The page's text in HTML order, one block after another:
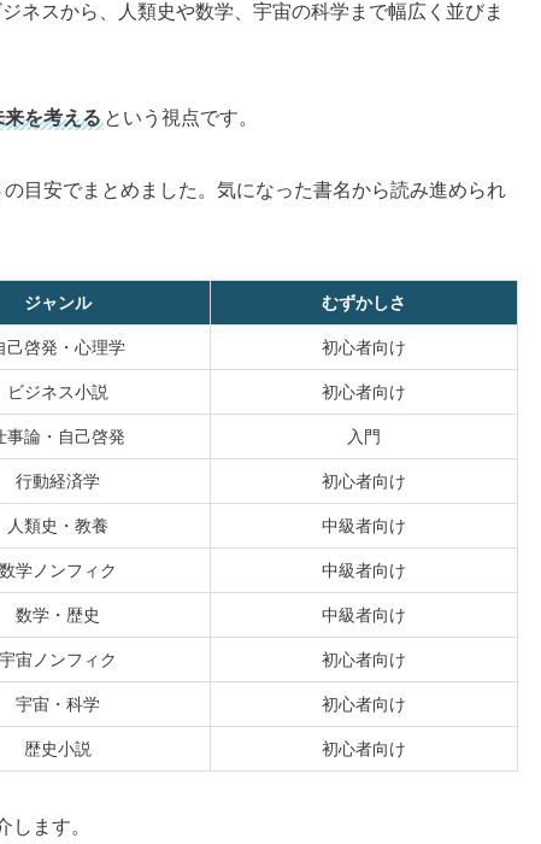
ネスから、人類史や数学、宇宙の科学まで幅広く並びま
を考える という視点です。
目安でまとめました。気になった書名から読み進められ
ジャンル むずかしさ
己啓発・心理学 初心者向け
ビジネス小説 初心者向け
事論・自己啓発 入門
行動経済学 初心者向け
人類史・教養 中級者向け
数学ノンフィク 中級者向け
数学・歴史 中級者向け
宇宙ノンフィク 初心者向け
宇宙・科学 初心者向け
歴史小説 初心者向け
します。